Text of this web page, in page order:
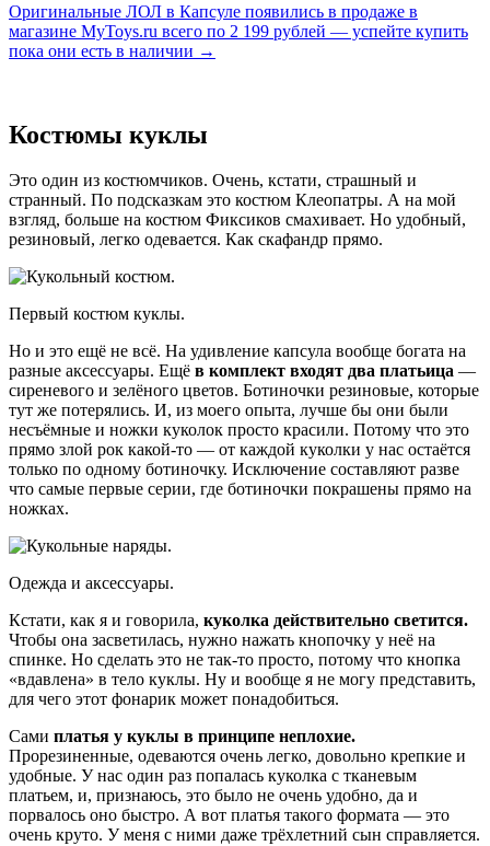
Оригинальные ЛОЛ в Капсуле появились в продаже в
магазине MyToys.ru всего по 2 199 рублей — успейте купить
пока они есть в наличии →
Костюмы куклы
Это один из костюмчиков. Очень, кстати, страшный и
странный. По подсказкам это костюм Клеопатры. А на мой
взгляд, больше на костюм Фиксиков смахивает. Но удобный,
резиновый, легко одевается. Как скафандр прямо.
Первый костюм куклы.
Но и это ещё не всё. На удивление капсула вообще богата на
разные аксессуары. Ещё в комплект входят два платьица —
сиреневого и зелёного цветов. Ботиночки резиновые, которые
тут же потерялись. И, из моего опыта, лучше бы они были
несъёмные и ножки куколок просто красили. Потому что это
прямо злой рок какой-то — от каждой куколки у нас остаётся
только по одному ботиночку. Исключение составляют разве
что самые первые серии, где ботиночки покрашены прямо на
ножках.
Одежда и аксессуары.
Кстати, как я и говорила, куколка действительно светится.
Чтобы она засветилась, нужно нажать кнопочку у неё на
спинке. Но сделать это не так-то просто, потому что кнопка
«вдавлена» в тело куклы. Ну и вообще я не могу представить,
для чего этот фонарик может понадобиться.
Сами платья у куклы в принципе неплохие.
Прорезиненные, одеваются очень легко, довольно крепкие и
удобные. У нас один раз попалась куколка с тканевым
платьем, и, признаюсь, это было не очень удобно, да и
порвалось оно быстро. А вот платья такого формата — это
очень круто. У меня с ними даже трёхлетний сын справляется.